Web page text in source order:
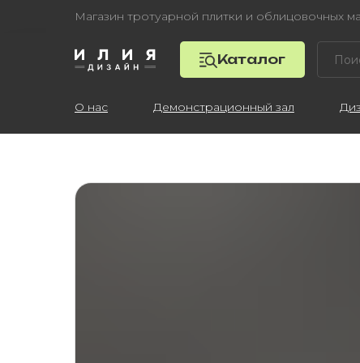
Магазин тротуарной плитки и облицовочных
Каталог
О нас Демонстрационный зал